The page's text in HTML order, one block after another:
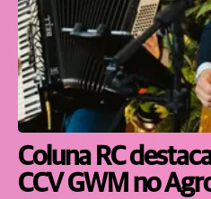
Coluna RC
CCV GWM no